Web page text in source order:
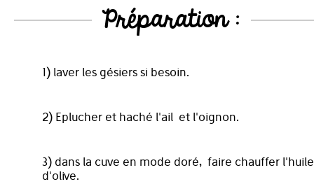
Préparation :
1) laver les gésiers si besoin.
2) Eplucher et haché l'ail et l'oignon.
3) dans la cuve en mode doré, faire chauffer l'huile
d'olive.